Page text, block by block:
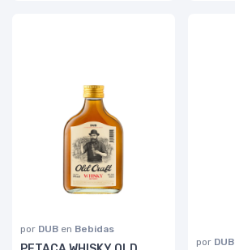
por DUB en Bebidas
por DUB